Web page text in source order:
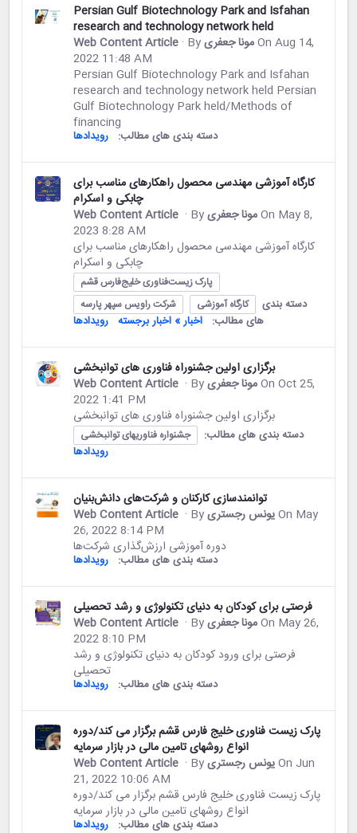
Persian Gulf Biotechnology Park and Isfahan
research and technology network held
Web Content Article · Byمونا جعفریOn Aug 14,
2022 11:48 AM
Persian Gulf Biotechnology Park and Isfahan
research and technology network held Persian
Gulf Biotechnology Park held/Methods of
financing
دسته بندی های مطالب: رویدادها
کارگاه آموزشی مهندسی محصول راهکارهای مناسب برای
چابکی و اسکرام
Web Content Article · Byمونا جعفریOn May 8,
2023 8:28 AM
کارگاه آموزشی مهندسی محصول راهکارهای مناسب برای
چابکی و اسکرام
پارک زیست‌فناوری خلیج‌فارس قشم
شرکت راویس سپهر پارسه
کارگاه آموزشی
دسته بندی
های مطالب: اخبار » اخبار برجسته رویدادها
برگزاری اولین جشنوراه فناوری های توانبخشی
Web Content Article · Byمونا جعفریOn Oct 25,
2022 1:41 PM
برگزاری اولین جشنوراه فناوری های توانبخشی
جشنواره فناوریهای توانبخشی
دسته بندی های مطالب:
رویدادها
توانمندسازی کارکنان و شرکت‌های دانش‌بنیان
Web Content Article · Byیونس رجستریOn May
26, 2022 8:14 PM
دوره آموزشی ارزش‌گذاری شرکت‌ها
دسته بندی های مطالب: رویدادها
فرصتی برای کودکان به دنیای تکنولوژی و رشد تحصیلی
Web Content Article · Byمونا جعفریOn May 26,
2022 8:10 PM
فرصتی برای ورود کودکان به دنیای تکنولوژی و رشد
تحصیلی
دسته بندی های مطالب: رویدادها
پارک زیست فناوری خلیج فارس قشم برگزار می کند/دوره
انواع روشهای تامین مالی در بازار سرمایه
Web Content Article · Byیونس رجستریOn Jun
21, 2022 10:06 AM
پارک زیست فناوری خلیج فارس قشم برگزار می کند/دوره
انواع روشهای تامین مالی در بازار سرمایه
دسته بندی های مطالب: رویدادها